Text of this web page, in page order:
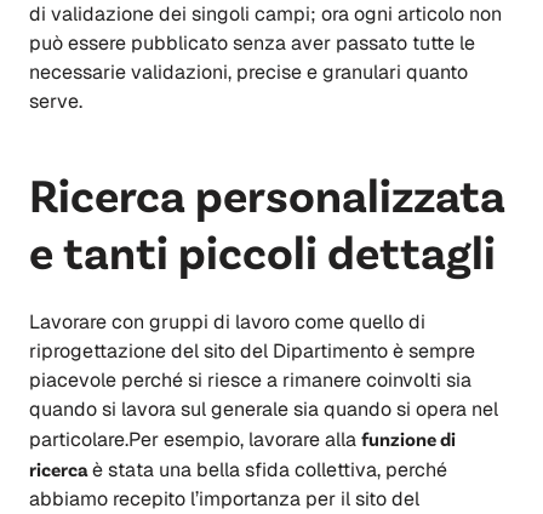
di validazione dei singoli campi; ora ogni articolo non
può essere pubblicato senza aver passato tutte le
necessarie validazioni, precise e granulari quanto
serve.
Ricerca personalizzata
e tanti piccoli dettagli
Lavorare con gruppi di lavoro come quello di
riprogettazione del sito del Dipartimento è sempre
piacevole perché si riesce a rimanere coinvolti sia
quando si lavora sul generale sia quando si opera nel
particolare.Per esempio, lavorare alla funzione di
ricercaè stata una bella sfida collettiva, perché
abbiamo recepito l’importanza per il sito del